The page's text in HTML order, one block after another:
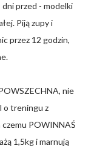
przed - modelki
Piją zupy i
przez 12 godzin,
nie
o treningu z
czemu POWINNAŚ
1,5kg i marnują